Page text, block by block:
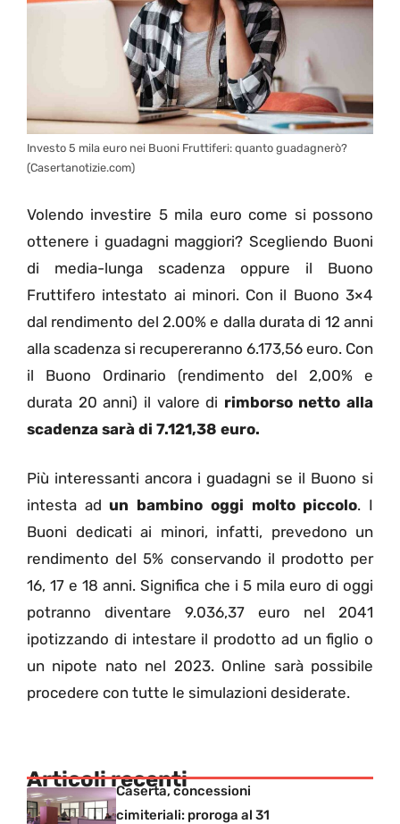
Investo 5 mila euro nei Buoni Fruttiferi: quanto guadagnerò?
(Casertanotizie.com)
Volendo investire 5 mila euro come si possono
ottenere i guadagni maggiori? Scegliendo Buoni
di media-lunga scadenza oppure il Buono
Fruttifero intestato ai minori. Con il Buono 3×4
dal rendimento del 2.00% e dalla durata di 12 anni
alla scadenza si recupereranno 6.173,56 euro. Con
il Buono Ordinario (rendimento del 2,00% e
durata 20 anni) il valore di rimborso netto alla
scadenza sarà di 7.121,38 euro.
Più interessanti ancora i guadagni se il Buono si
intesta ad un bambino oggi molto piccolo. I
Buoni dedicati ai minori, infatti, prevedono un
rendimento del 5% conservando il prodotto per
16, 17 e 18 anni. Significa che i 5 mila euro di oggi
potranno diventare 9.036,37 euro nel 2041
ipotizzando di intestare il prodotto ad un figlio o
un nipote nato nel 2023. Online sarà possibile
procedere con tutte le simulazioni desiderate.
Articoli recenti
Caserta, concessioni
cimiteriali: proroga al 31